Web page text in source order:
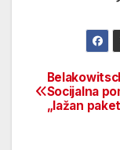
Socijalna
„lažan